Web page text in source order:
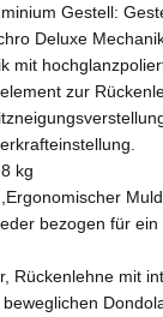
Gestell:
Deluxe
mit
zur
kg
bezogen für
Rückenlehne mit